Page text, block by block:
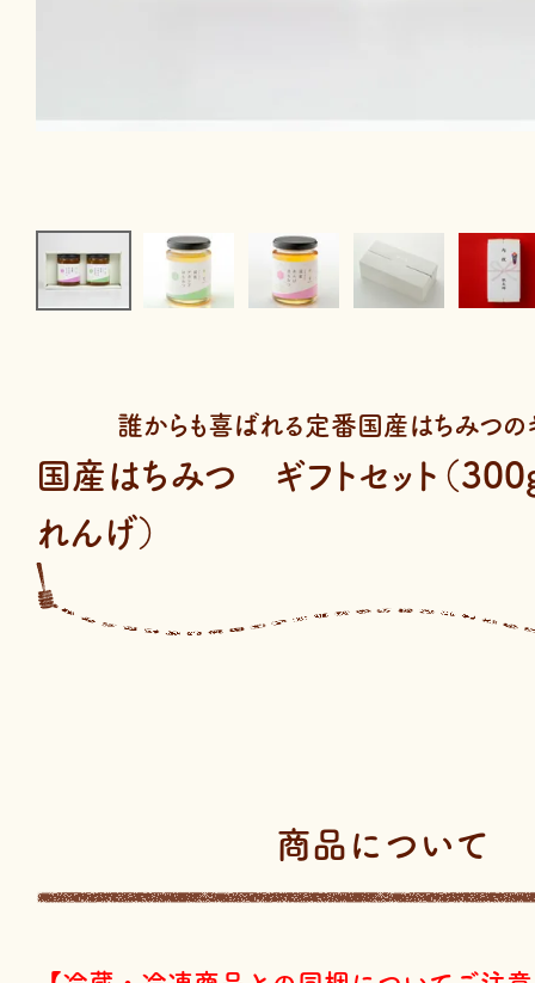
誰からも喜ばれる定番国産はちみつの
国産はちみつ ギフトセット（
れんげ）
商品について